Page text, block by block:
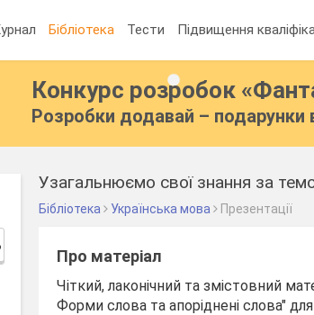
Бібліотека Тести Підвищення
Конкурс розробок
Розробки додавай – подарунки
Узагальнюємо свої знання за
Бібліотека Українська мова Презентації
Про матеріал
Чіткий, лаконічний та змістовний
Форми слова та апоріднені слова"